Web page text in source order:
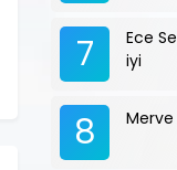
7
Ece
iyi
8